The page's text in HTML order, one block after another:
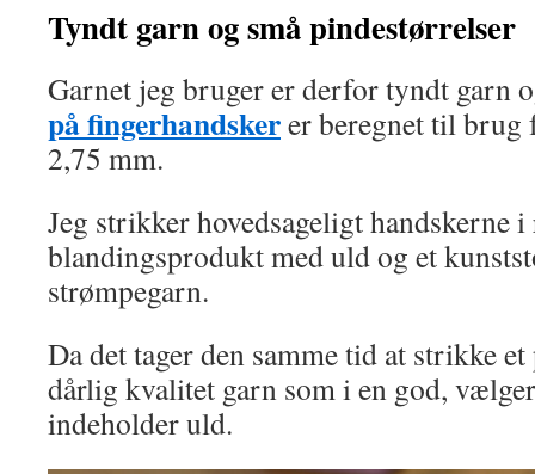
Tyndt garn og små pindestørrelser
Garnet jeg bruger er derfor tyndt garn
på fingerhandskerer beregnet til
2,75 mm.
Jeg strikker hovedsageligt handskerne
blandingsprodukt med uld og et
strømpegarn.
Da det tager den samme tid at strikke
dårlig kvalitet garn som i en god,
indeholder uld.